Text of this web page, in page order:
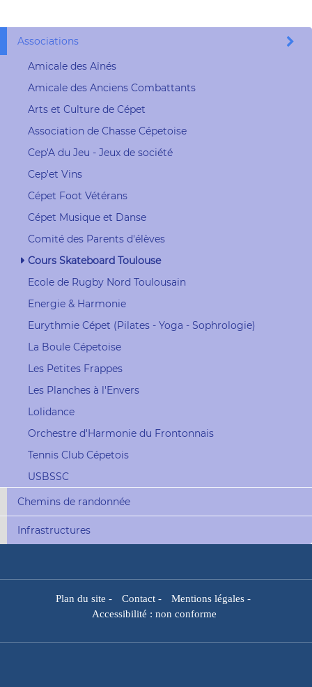
Associations
Amicale des Aînés
Amicale des Anciens Combattants
Arts et Culture de Cépet
Association de Chasse Cépetoise
Cep'A du Jeu - Jeux de société
Cep'et Vins
Cépet Foot Vétérans
Cépet Musique et Danse
Comité des Parents d'élèves
Cours Skateboard Toulouse
Ecole de Rugby Nord Toulousain
Energie & Harmonie
Eurythmie Cépet (Pilates - Yoga - Sophrologie)
La Boule Cépetoise
Les Petites Frappes
Les Planches à l'Envers
Lolidance
Orchestre d'Harmonie du Frontonnais
Tennis Club Cépetois
USBSSC
Chemins de randonnée
Infrastructures
Plan du site - Contact- Mentions légales-
Accessibilité : non conforme